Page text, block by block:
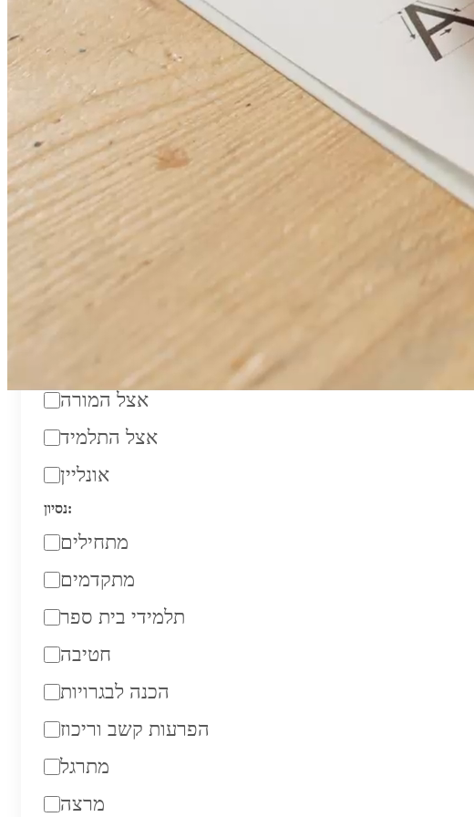
₪200
סוג:
אצל המורה
אצל התלמיד
אונליין
נסיון:
מתחילים
מתקדמים
תלמידי בית ספר
חטיבה
הכנה לבגרויות
הפרעות קשב וריכוז
מתרגל
מרצה